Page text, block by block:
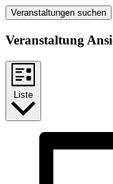
Veranstaltungen suchen
Veranstaltung
Liste